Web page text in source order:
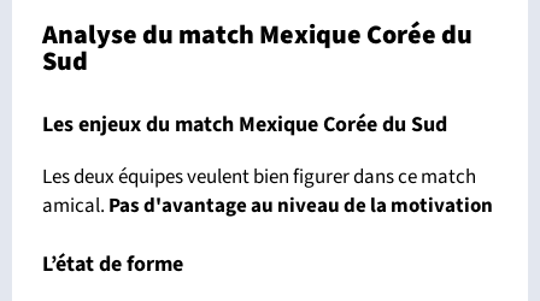
Analyse du match Mexique Corée du
Sud
Les enjeux du match Mexique Corée du Sud
Les deux équipes veulent bien figurer dans ce match
amical. Pas d'avantageau niveau de la motivation
L’état de forme